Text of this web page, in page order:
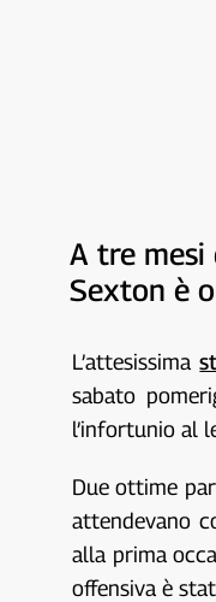
A tre mesi
Sexton è
L’attesissima
sabato
l’infortunio al
Due ottime
attendevano
alla prima
offensiva è